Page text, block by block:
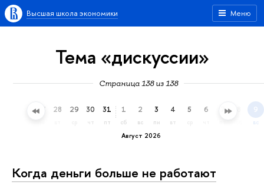
Меню
Высшая школа экономики
Тема «дискуссии»
Страница 138 из 138
27 28 29 30
чт
31
пт
Август 2026
1
сб
2
вс
3
пн
4
вт
5 6 7 9
вс
Когда деньги больше не работают